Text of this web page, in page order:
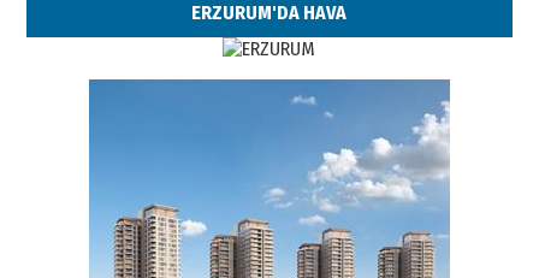
ERZURUM'DA HAVA
Esat BİNDESEN